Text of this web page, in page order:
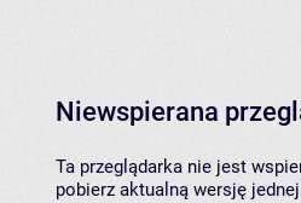
Niewspierana
Ta przeglądarka nie jest
pobierz aktualną wersję